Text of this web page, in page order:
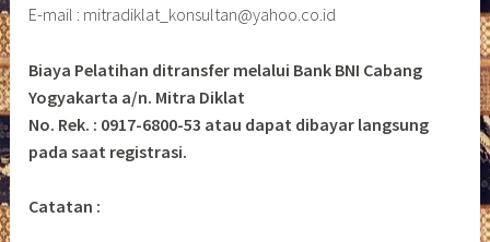
E-mail : mitradiklat_konsultan@yahoo.co.id
Biaya Pelatihan ditransfer melalui Bank BNI Cabang
Yogyakarta a/n. Mitra Diklat
No. Rek. : 0917-6800-53 atau dapat dibayar langsung
pada saat registrasi.
Catatan :